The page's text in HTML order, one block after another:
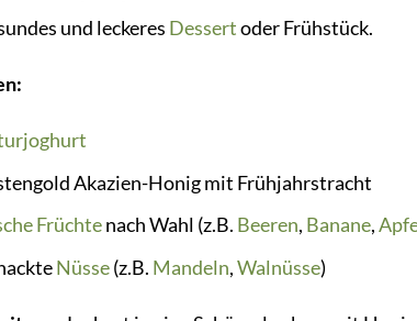
und leckeres Dessertoder Frühstück.
Akazien-Honig mit Frühjahrstracht
Früchtenach Wahl (z.B. Beeren, Banane,
Nüsse(z.B. Mandeln,Walnüsse)